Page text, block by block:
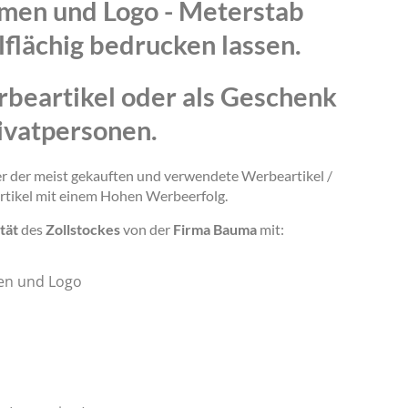
und Logo - Meterstab
bedrucken lassen.
oder als Geschenk
der meist gekauften und verwendete Werbeartikel /
mit einem Hohen Werbeerfolg.
des Zollstockesvon der Firma Bauma mit:
und Logo